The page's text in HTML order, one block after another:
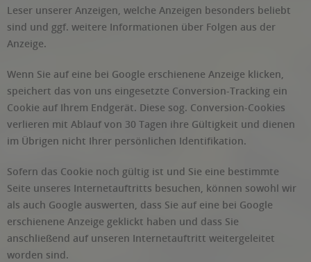
Leser unserer Anzeigen, welche Anzeigen besonders beliebt
sind und ggf. weitere Informationen über Folgen aus der
Anzeige.
Wenn Sie auf eine bei Google erschienene Anzeige klicken,
speichert das von uns eingesetzte Conversion-Tracking ein
Cookie auf Ihrem Endgerät. Diese sog. Conversion-Cookies
verlieren mit Ablauf von 30 Tagen ihre Gültigkeit und dienen
im Übrigen nicht Ihrer persönlichen Identifikation.
Sofern das Cookie noch gültig ist und Sie eine bestimmte
Seite unseres Internetauftritts besuchen, können sowohl wir
als auch Google auswerten, dass Sie auf eine bei Google
erschienene Anzeige geklickt haben und dass Sie
anschließend auf unseren Internetauftritt weitergeleitet
worden sind.